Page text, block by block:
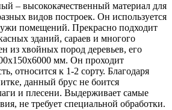
– высококачественный материал для
видов построек. Он используется
помещений. Прекрасно подходит
зданий, сараев и многого
из хвойных пород деревьев, его
мм. Он проходит
относится к 1-2 сорту. Благодаря
данный брус не боится
и плесени. Выдерживает самые
не требует специальной обработки.